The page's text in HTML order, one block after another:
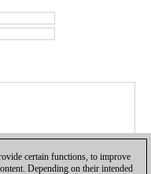
certain functions, to improve
Depending on their intended